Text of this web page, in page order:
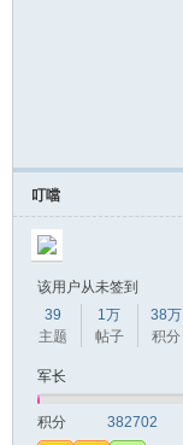
叮噹
该用户从未签到
39
主题
1万
帖子
38万
积分
军长
积分 382702